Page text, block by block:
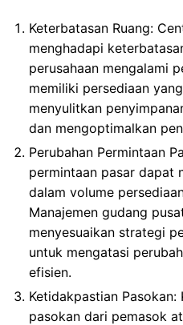
Keterbatasan Ruang:
menghadapi
perusahaan mengalami
memiliki persediaan
menyulitkan
dan mengoptimalkan
Perubahan Permintaan
permintaan pasar dapat
dalam volume
Manajemen gudang
menyesuaikan strategi
untuk mengatasi
efisien.
Ketidakpastian Pasokan:
pasokan dari pemasok